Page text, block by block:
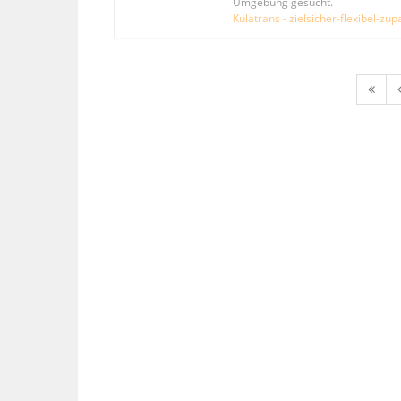
Kulatrans - zielsicher-flexibel-